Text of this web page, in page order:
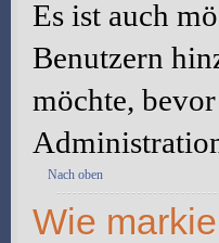
Es ist auch
Benutzern
möchte,
Nach oben
Wie